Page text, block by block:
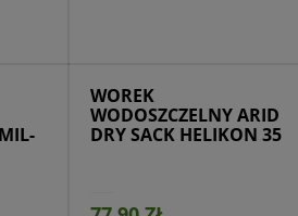
WOREK
WODOSZCZELNY ARID
DRY SACK HELIKON 35